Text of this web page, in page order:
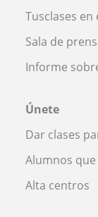
Tusclases
Sala de
Informe
Únete
Dar clases
Alumnos
Alta centros